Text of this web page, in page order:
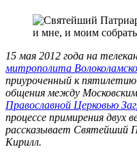
15 мая 2012 года на
митрополита
приуроченный к пятилетию
общения между
Православной Церковью
процессе примирения двух
рассказывает Святейший
Кирилл.